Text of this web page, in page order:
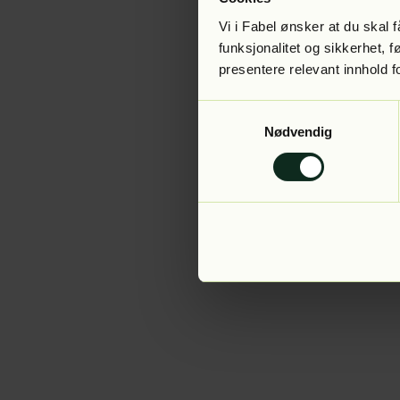
Vi i Fabel ønsker at du skal
funksjonalitet og sikkerhet,
presentere relevant innhold
Nødvendig
Application